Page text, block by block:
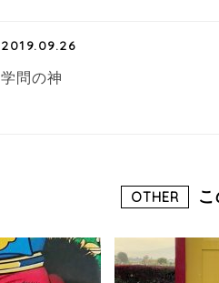
2019.09.26
学問の神
OTHER